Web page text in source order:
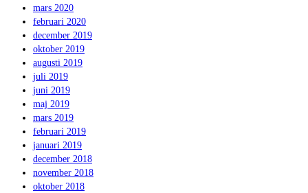
mars 2020
februari 2020
december 2019
oktober 2019
augusti 2019
juli 2019
juni 2019
maj 2019
mars 2019
februari 2019
januari 2019
december 2018
november 2018
oktober 2018